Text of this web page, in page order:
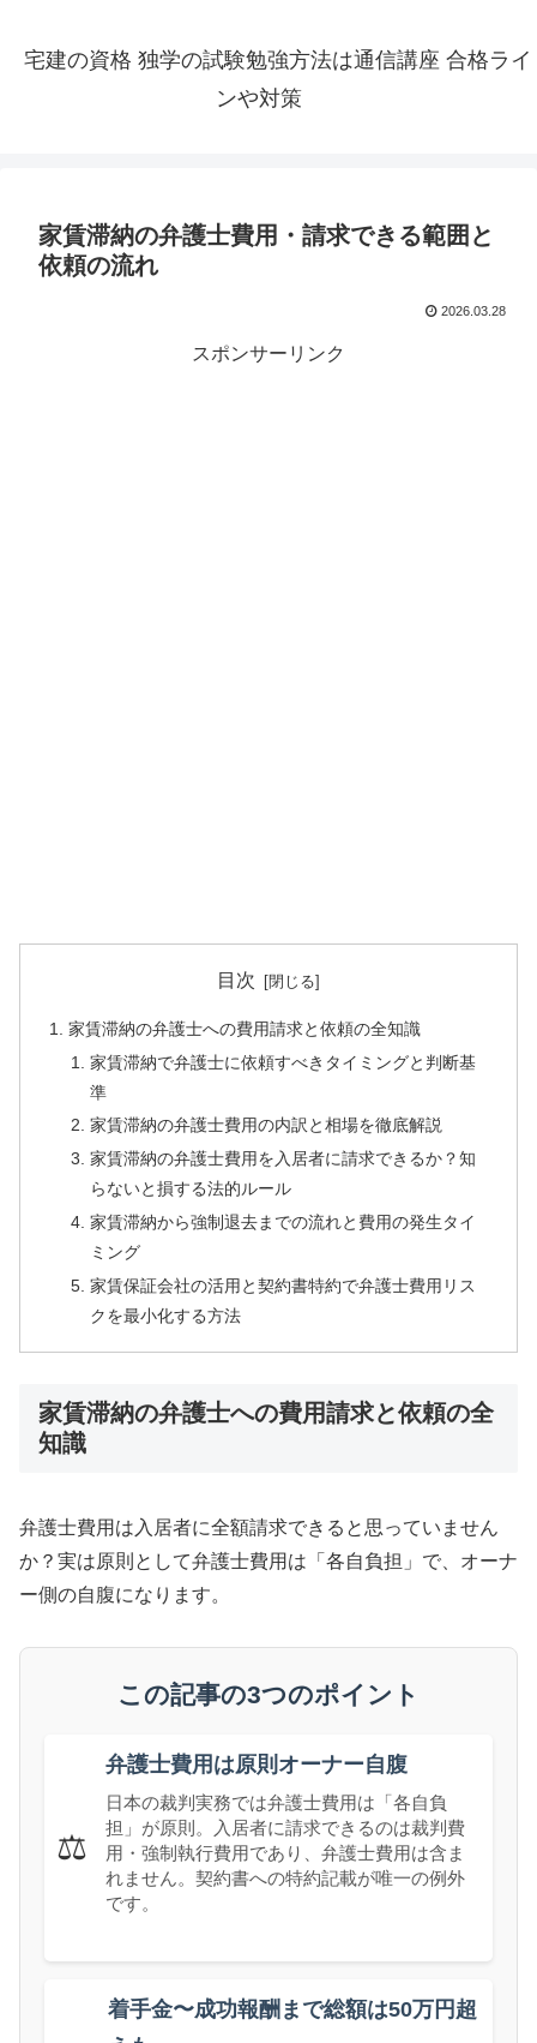
宅建の資格 独学の試験勉強方法は通信講座 合格ライ
ンや対策
家賃滞納の弁護士費用・請求できる範囲と
依頼の流れ
2026.03.28
スポンサーリンク
目次
家賃滞納の弁護士への費用請求と依頼の全知識
家賃滞納で弁護士に依頼すべきタイミングと判断基
準
家賃滞納の弁護士費用の内訳と相場を徹底解説
家賃滞納の弁護士費用を入居者に請求できるか？知
らないと損する法的ルール
家賃滞納から強制退去までの流れと費用の発生タイ
ミング
家賃保証会社の活用と契約書特約で弁護士費用リス
クを最小化する方法
家賃滞納の弁護士への費用請求と依頼の全
知識
弁護士費用は入居者に全額請求できると思っていません
か？実は原則として弁護士費用は「各自負担」で、オーナ
ー側の自腹になります。
この記事の3つのポイント
⚖️
弁護士費用は原則オーナー自腹
日本の裁判実務では弁護士費用は「各自負
担」が原則。入居者に請求できるのは裁判費
用・強制執行費用であり、弁護士費用は含ま
れません。契約書への特約記載が唯一の例外
です。
着手金〜成功報酬まで総額は50万円超